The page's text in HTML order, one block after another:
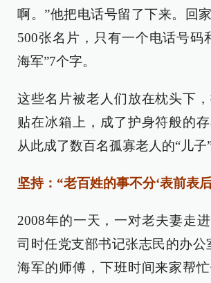
啊。”他把电话号留了下来。回
500张名片，只有一个电话号码
海军”7个字。
这些名片被老人们放在枕头下，
贴在冰箱上，成了护身符般的
从此成了数百名孤寡老人的“儿子”
坚持：“老百姓的事不分‘表前表
2008年的一天，一对老夫妻走
司时任党支部书记张志民的办公
海军的师傅，下班时间来家帮